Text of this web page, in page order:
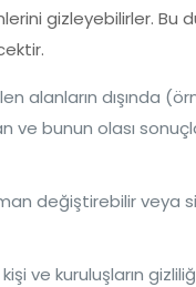
gizleyebilirler. Bu
dışında
bunun olası
değiştirebilir veya
ve kuruluşların